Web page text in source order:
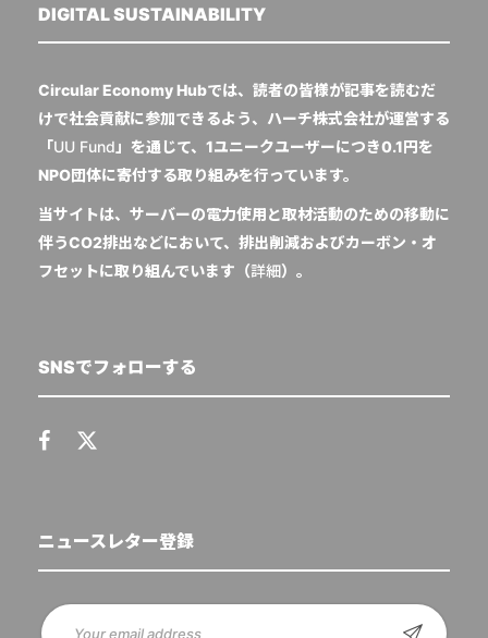
DIGITAL SUSTAINABILITY
Circular Economy Hubでは、読者の皆様が記事を読むだ
けで社会貢献に参加できるよう、ハーチ株式会社が運営する
「UU Fund 」を通じて、1ユニークユーザーにつき0.1円を
NPO団体に寄付する取り組みを行っています。
当サイトは、サーバーの電力使用と取材活動のための移動に
伴うCO2排出などにおいて、排出削減およびカーボン・オ
フセットに取り組んでいます（詳細）。
SNSでフォローする
ニュースレター登録